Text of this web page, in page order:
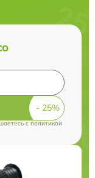
cполитикой